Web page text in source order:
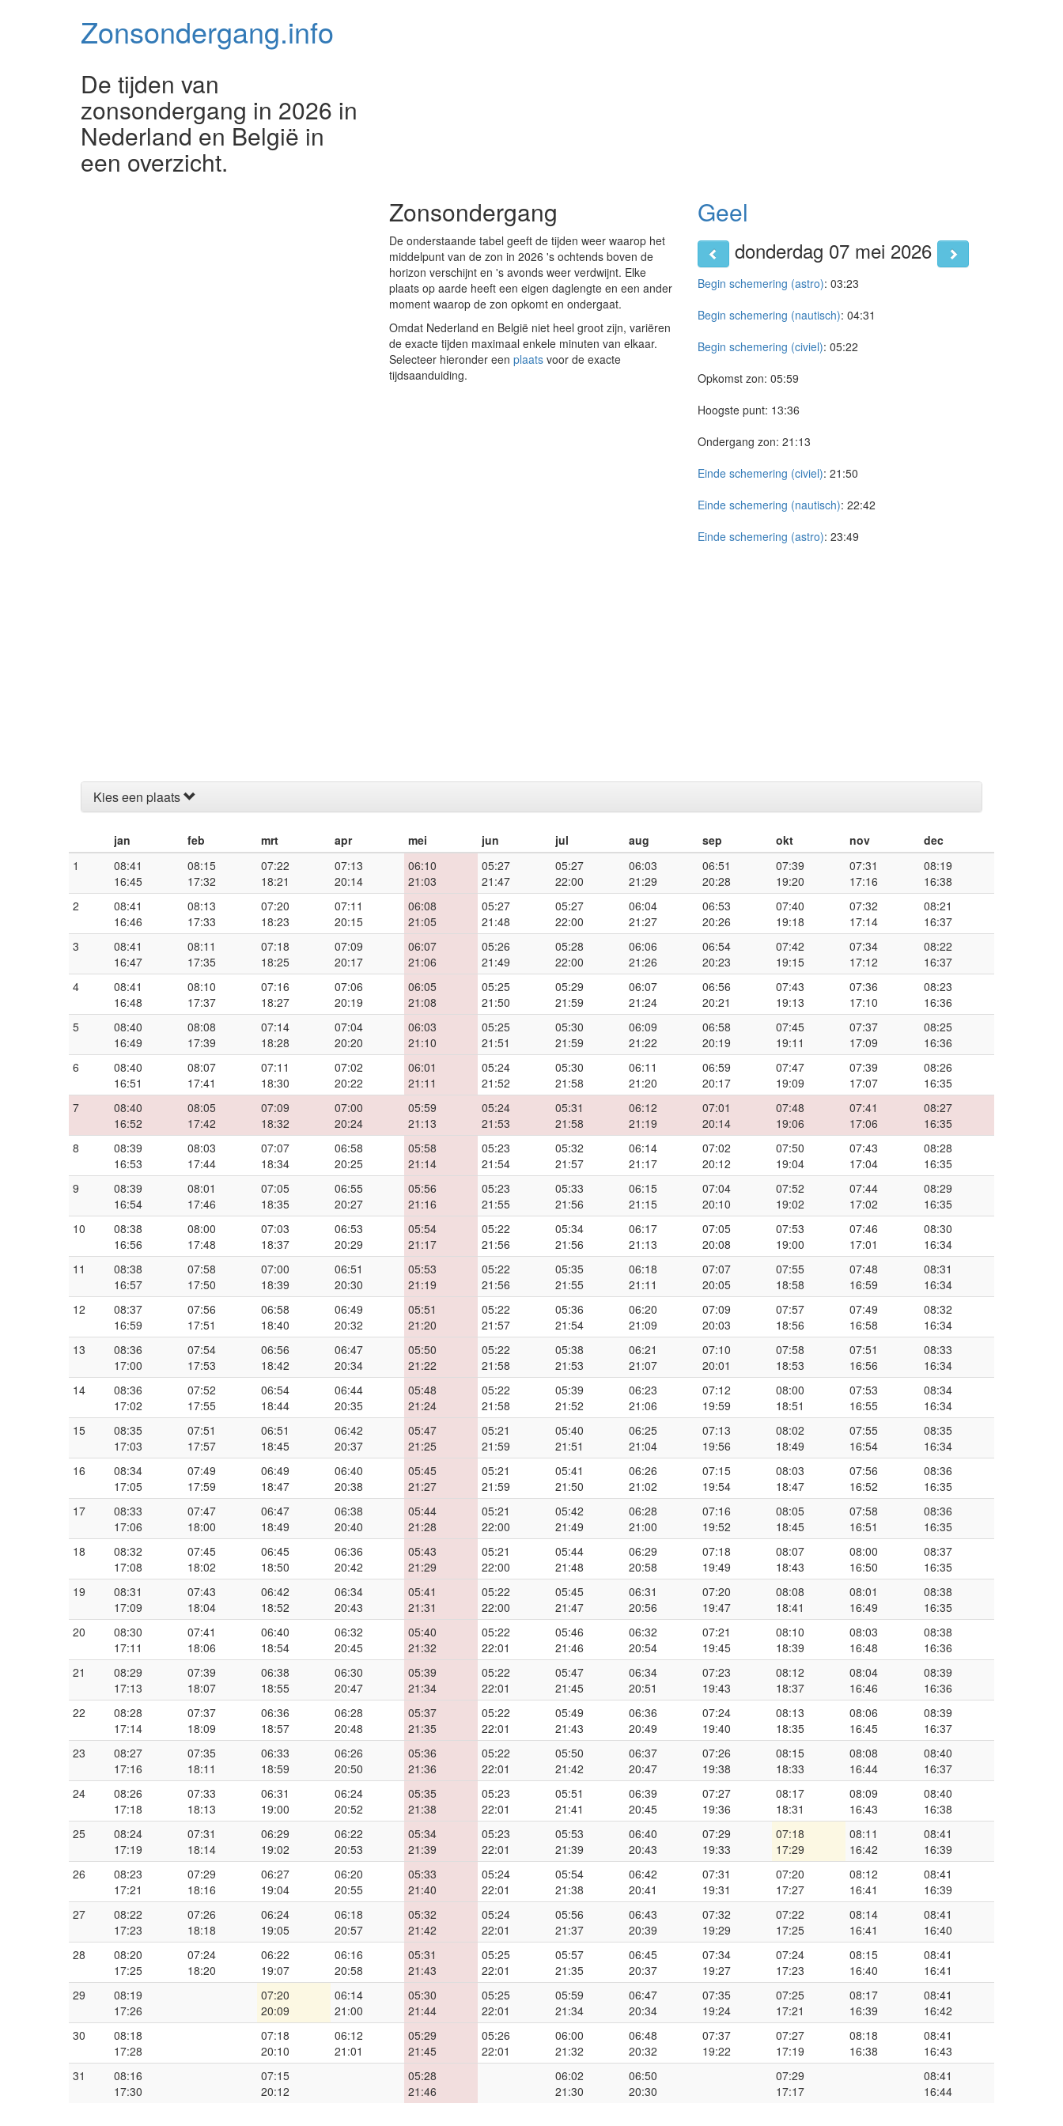
Zonsondergang.info
De tijden van
zonsondergang in 2026 in
Nederland en België in
een overzicht.
Zonsondergang
De onderstaande tabel geeft de tijden weer waarop het
middelpunt van de zon in 2026 's ochtends boven de
horizon verschijnt en 's avonds weer verdwijnt. Elke
plaats op aarde heeft een eigen daglengte en een ander
moment waarop de zon opkomt en ondergaat.
Omdat Nederland en België niet heel groot zijn, variëren
de exacte tijden maximaal enkele minuten van elkaar.
Selecteer hieronder een plaats voor de exacte
tijdsaanduiding.
Geel
donderdag 07 mei 2026
Begin schemering (astro): 03:23
Begin schemering (nautisch): 04:31
Begin schemering (civiel): 05:22
Opkomst zon: 05:59
Hoogste punt: 13:36
Ondergang zon: 21:13
Einde schemering (civiel): 21:50
Einde schemering (nautisch): 22:42
Einde schemering (astro): 23:49
Kies een plaats
jan feb mrt apr mei jun jul aug sep okt nov
dec
1
08:41
16:45
08:15
17:32
07:22
18:21
07:13
20:14
06:10
21:03
05:27
21:47
05:27
22:00
06:03
21:29
06:51
20:28
07:39
19:20
07:31
17:16
08:19
16:38
2
08:41
16:46
08:13
17:33
07:20
18:23
07:11
20:15
06:08
21:05
05:27
21:48
05:27
22:00
06:04
21:27
06:53
20:26
07:40
19:18
07:32
17:14
08:21
16:37
3
08:41
16:47
08:11
17:35
07:18
18:25
07:09
20:17
06:07
21:06
05:26
21:49
05:28
22:00
06:06
21:26
06:54
20:23
07:42
19:15
07:34
17:12
08:22
16:37
4
08:41
16:48
08:10
17:37
07:16
18:27
07:06
20:19
06:05
21:08
05:25
21:50
05:29
21:59
06:07
21:24
06:56
20:21
07:43
19:13
07:36
17:10
08:23
16:36
5
08:40
16:49
08:08
17:39
07:14
18:28
07:04
20:20
06:03
21:10
05:25
21:51
05:30
21:59
06:09
21:22
06:58
20:19
07:45
19:11
07:37
17:09
08:25
16:36
6
08:40
16:51
08:07
17:41
07:11
18:30
07:02
20:22
06:01
21:11
05:24
21:52
05:30
21:58
06:11
21:20
06:59
20:17
07:47
19:09
07:39
17:07
08:26
16:35
7
08:40
16:52
08:05
17:42
07:09
18:32
07:00
20:24
05:59
21:13
05:24
21:53
05:31
21:58
06:12
21:19
07:01
20:14
07:48
19:06
07:41
17:06
08:27
16:35
8
08:39
16:53
08:03
17:44
07:07
18:34
06:58
20:25
05:58
21:14
05:23
21:54
05:32
21:57
06:14
21:17
07:02
20:12
07:50
19:04
07:43
17:04
08:28
16:35
9
08:39
16:54
08:01
17:46
07:05
18:35
06:55
20:27
05:56
21:16
05:23
21:55
05:33
21:56
06:15
21:15
07:04
20:10
07:52
19:02
07:44
17:02
08:29
16:35
10
08:38
16:56
08:00
17:48
07:03
18:37
06:53
20:29
05:54
21:17
05:22
21:56
05:34
21:56
06:17
21:13
07:05
20:08
07:53
19:00
07:46
17:01
08:30
16:34
11
08:38
16:57
07:58
17:50
07:00
18:39
06:51
20:30
05:53
21:19
05:22
21:56
05:35
21:55
06:18
21:11
07:07
20:05
07:55
18:58
07:48
16:59
08:31
16:34
12
08:37
16:59
07:56
17:51
06:58
18:40
06:49
20:32
05:51
21:20
05:22
21:57
05:36
21:54
06:20
21:09
07:09
20:03
07:57
18:56
07:49
16:58
08:32
16:34
13
08:36
17:00
07:54
17:53
06:56
18:42
06:47
20:34
05:50
21:22
05:22
21:58
05:38
21:53
06:21
21:07
07:10
20:01
07:58
18:53
07:51
16:56
08:33
16:34
14
08:36
17:02
07:52
17:55
06:54
18:44
06:44
20:35
05:48
21:24
05:22
21:58
05:39
21:52
06:23
21:06
07:12
19:59
08:00
18:51
07:53
16:55
08:34
16:34
15
08:35
17:03
07:51
17:57
06:51
18:45
06:42
20:37
05:47
21:25
05:21
21:59
05:40
21:51
06:25
21:04
07:13
19:56
08:02
18:49
07:55
16:54
08:35
16:34
16
08:34
17:05
07:49
17:59
06:49
18:47
06:40
20:38
05:45
21:27
05:21
21:59
05:41
21:50
06:26
21:02
07:15
19:54
08:03
18:47
07:56
16:52
08:36
16:35
17
08:33
17:06
07:47
18:00
06:47
18:49
06:38
20:40
05:44
21:28
05:21
22:00
05:42
21:49
06:28
21:00
07:16
19:52
08:05
18:45
07:58
16:51
08:36
16:35
18
08:32
17:08
07:45
18:02
06:45
18:50
06:36
20:42
05:43
21:29
05:21
22:00
05:44
21:48
06:29
20:58
07:18
19:49
08:07
18:43
08:00
16:50
08:37
16:35
19
08:31
17:09
07:43
18:04
06:42
18:52
06:34
20:43
05:41
21:31
05:22
22:00
05:45
21:47
06:31
20:56
07:20
19:47
08:08
18:41
08:01
16:49
08:38
16:35
20
08:30
17:11
07:41
18:06
06:40
18:54
06:32
20:45
05:40
21:32
05:22
22:01
05:46
21:46
06:32
20:54
07:21
19:45
08:10
18:39
08:03
16:48
08:38
16:36
21
08:29
17:13
07:39
18:07
06:38
18:55
06:30
20:47
05:39
21:34
05:22
22:01
05:47
21:45
06:34
20:51
07:23
19:43
08:12
18:37
08:04
16:46
08:39
16:36
22
08:28
17:14
07:37
18:09
06:36
18:57
06:28
20:48
05:37
21:35
05:22
22:01
05:49
21:43
06:36
20:49
07:24
19:40
08:13
18:35
08:06
16:45
08:39
16:37
23
08:27
17:16
07:35
18:11
06:33
18:59
06:26
20:50
05:36
21:36
05:22
22:01
05:50
21:42
06:37
20:47
07:26
19:38
08:15
18:33
08:08
16:44
08:40
16:37
24
08:26
17:18
07:33
18:13
06:31
19:00
06:24
20:52
05:35
21:38
05:23
22:01
05:51
21:41
06:39
20:45
07:27
19:36
08:17
18:31
08:09
16:43
08:40
16:38
25
08:24
17:19
07:31
18:14
06:29
19:02
06:22
20:53
05:34
21:39
05:23
22:01
05:53
21:39
06:40
20:43
07:29
19:33
07:18
17:29
08:11
16:42
08:41
16:39
26
08:23
17:21
07:29
18:16
06:27
19:04
06:20
20:55
05:33
21:40
05:24
22:01
05:54
21:38
06:42
20:41
07:31
19:31
07:20
17:27
08:12
16:41
08:41
16:39
27
08:22
17:23
07:26
18:18
06:24
19:05
06:18
20:57
05:32
21:42
05:24
22:01
05:56
21:37
06:43
20:39
07:32
19:29
07:22
17:25
08:14
16:41
08:41
16:40
28
08:20
17:25
07:24
18:20
06:22
19:07
06:16
20:58
05:31
21:43
05:25
22:01
05:57
21:35
06:45
20:37
07:34
19:27
07:24
17:23
08:15
16:40
08:41
16:41
29
08:19
17:26
07:20
20:09
06:14
21:00
05:30
21:44
05:25
22:01
05:59
21:34
06:47
20:34
07:35
19:24
07:25
17:21
08:17
16:39
08:41
16:42
30
08:18
17:28
07:18
20:10
06:12
21:01
05:29
21:45
05:26
22:01
06:00
21:32
06:48
20:32
07:37
19:22
07:27
17:19
08:18
16:38
08:41
16:43
31
08:16
17:30
07:15
20:12
05:28
21:46
06:02
21:30
06:50
20:30
07:29
17:17
08:41
16:44